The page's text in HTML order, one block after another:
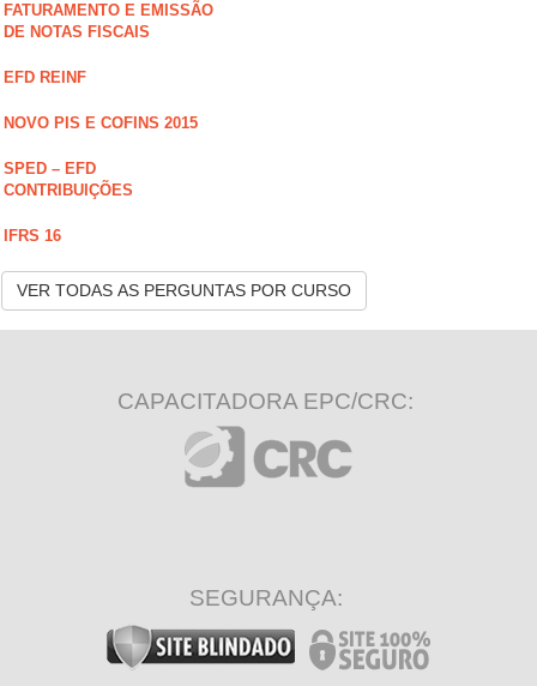
FATURAMENTO E EMISSÃO
DE NOTAS FISCAIS
EFD REINF
NOVO PIS E COFINS 2015
SPED – EFD
CONTRIBUIÇÕES
IFRS 16
VER TODAS AS PERGUNTAS POR CURSO
CAPACITADORA EPC/CRC:
SEGURANÇA: